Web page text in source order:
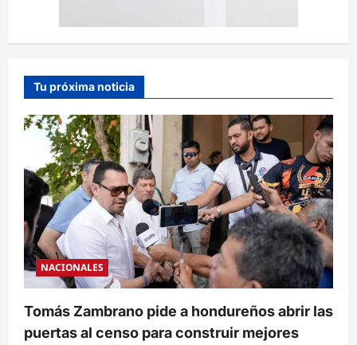
Tu próxima noticia
NACIONALES
Tomás Zambrano pide a hondureños abrir las
puertas al censo para construir mejores